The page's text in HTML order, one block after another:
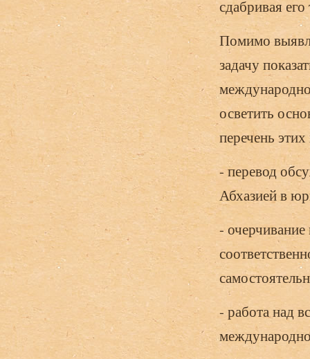
сдабривая
Помимо
задачу
осветить
перечень
- перевод
Абхазией в
-
- работа над